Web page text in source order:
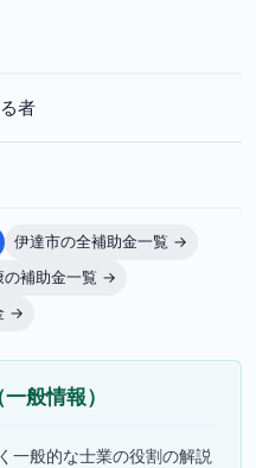
者
伊達市の全補助金一覧 →
の補助金一覧 →
→
般情報）
一般的な士業の役割の解説